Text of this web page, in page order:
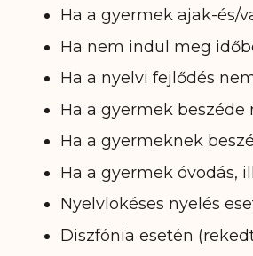
Ha a gyermek ajak-és/
Ha nem indul meg
Ha a nyelvi fejlődés
Ha a gyermek beszéde
Ha a gyermeknek
Ha a gyermek óvodás,
Nyelvlökéses nyelés
Diszfónia esetén